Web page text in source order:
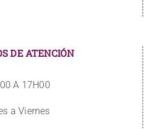
DE ATENCIÓN
A 17H00
a Viernes